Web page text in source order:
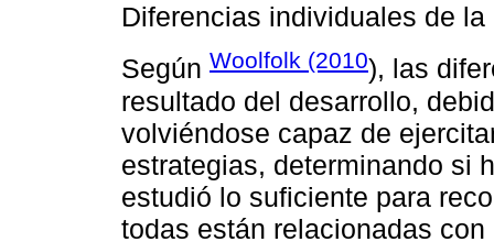
Diferencias individuales de
Según Woolfolk (2010), las
resultado del desarrollo,
volviéndose capaz de
estrategias, determinando si
estudió lo suficiente para
todas están relacionadas